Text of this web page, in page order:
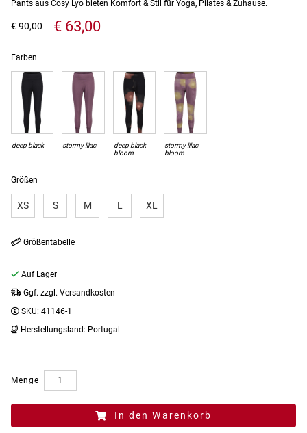
Pants aus Cosy Lyo bieten Komfort & Stil für Yoga, Pilates & Zuhause.
€ 63,00
€ 90,00
Größen
XS S M L XL
Farben
deep black stormy lilac
deep black
bloom
stormy lilac
bloom
Größentabelle
Auf Lager
Ggf. zzgl. Versandkosten
SKU: 41146-1
Herstellungsland: Portugal
Menge
In den Warenkorb